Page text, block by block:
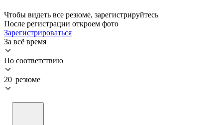
Чтобы видеть все резюме, зарегистрируйтесь
После регистрации откроем фото
Зарегистрироваться
За всё время
По соответствию
20 резюме